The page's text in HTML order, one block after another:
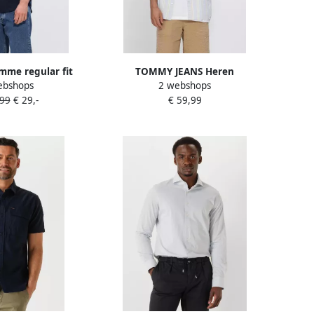
regular fit
van mix van
model 'CLAY
€ 29,-
TOMMY JEANS Heren
Overhemden Tjm Reg Seersuckr
Ptrn Shirt Ext Lichtblauw
2 webshops
€ 59,99